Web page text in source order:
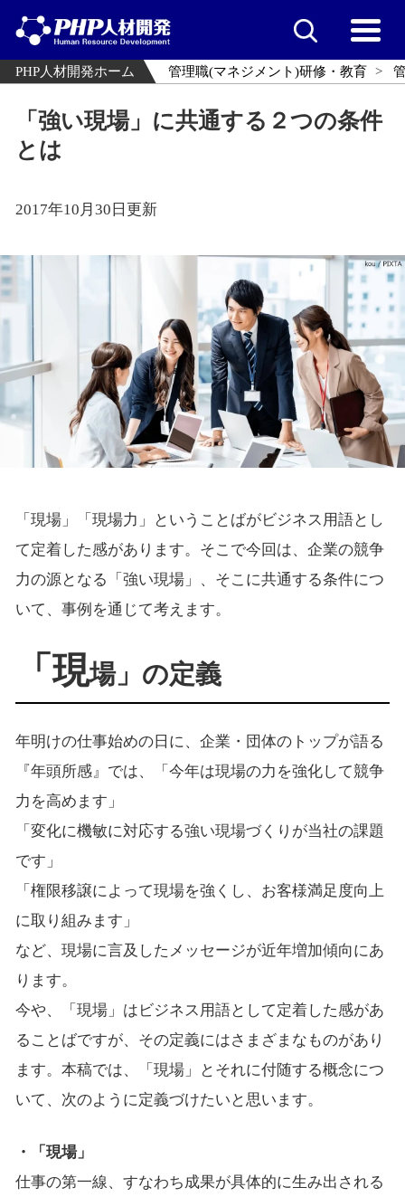
PHP人材開発ホーム 管理職(マネジメント)研修・教育
「強い現場」に共通する２つの条件
とは
2017年10月30日更新
「現場」「現場力」ということばがビジネス用語とし
て定着した感があります。そこで今回は、企業の競争
力の源となる「強い現場」、そこに共通する条件につ
いて、事例を通じて考えます。
「現場」の定義
年明けの仕事始めの日に、企業・団体のトップが語る
『年頭所感』では、「今年は現場の力を強化して競争
力を高めます」
「変化に機敏に対応する強い現場づくりが当社の課題
です」
「権限移譲によって現場を強くし、お客様満足度向上
に取り組みます」
など、現場に言及したメッセージが近年増加傾向にあ
ります。
今や、「現場」はビジネス用語として定着した感があ
ることばですが、その定義にはさまざまなものがあり
ます。本稿では、「現場」とそれに付随する概念につ
いて、次のように定義づけたいと思います。
・「現場」
仕事の第一線、すなわち成果が具体的に生み出される